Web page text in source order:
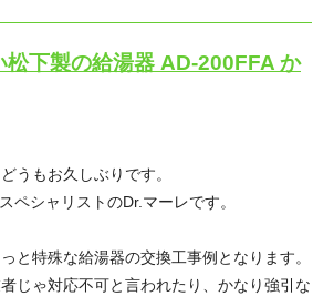
松下製の給湯器 AD-200FFA か
どうもお久しぶりです。
ペシャリストのDr.マーレです。
と特殊な給湯器の交換工事例となります。
じゃ対応不可と言われたり、かなり強引な